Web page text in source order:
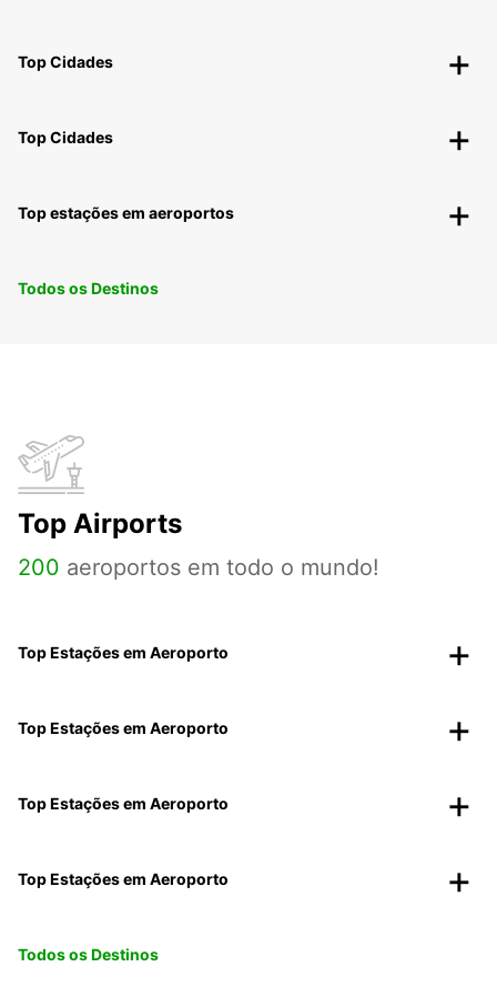
Top Cidades
Top Cidades
Top estações em aeroportos
Todos os Destinos
Top Airports
200 aeroportos em todo o mundo!
Top Estações em Aeroporto
Top Estações em Aeroporto
Top Estações em Aeroporto
Top Estações em Aeroporto
Todos os Destinos